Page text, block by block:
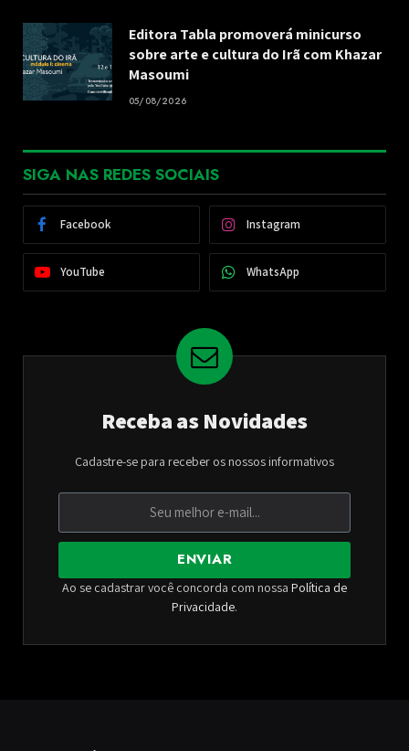
Editora Tabla promoverá minicurso
sobre arte e cultura do Irã com Khazar
Masoumi
05/08/2026
SIGA NAS REDES SOCIAIS
Facebook Instagram
YouTube WhatsApp
Receba as Novidades
Cadastre-se para receber os nossos informativos
ENVIAR
Ao se cadastrar você concorda com nossa Política de
Privacidade.